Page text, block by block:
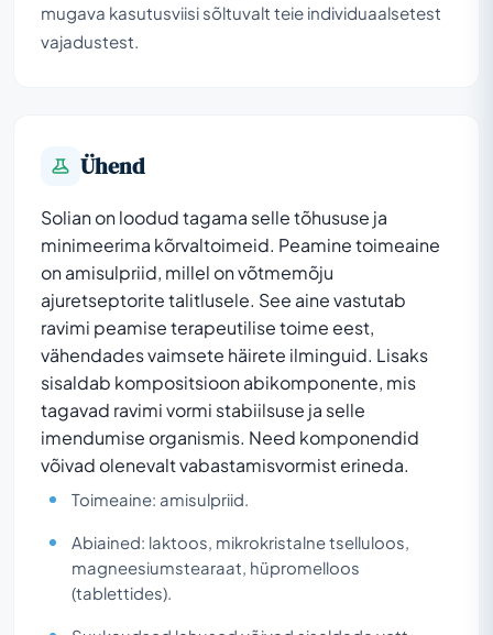
mugava kasutusviisi sõltuvalt teie individuaalsetest
vajadustest.
Ühend
Solian on loodud tagama selle tõhususe ja
minimeerima kõrvaltoimeid. Peamine toimeaine
on amisulpriid, millel on võtmemõju
ajuretseptorite talitlusele. See aine vastutab
ravimi peamise terapeutilise toime eest,
vähendades vaimsete häirete ilminguid. Lisaks
sisaldab kompositsioon abikomponente, mis
tagavad ravimi vormi stabiilsuse ja selle
imendumise organismis. Need komponendid
võivad olenevalt vabastamisvormist erineda.
Toimeaine: amisulpriid.
Abiained: laktoos, mikrokristalne tselluloos,
magneesiumstearaat, hüpromelloos
(tablettides).